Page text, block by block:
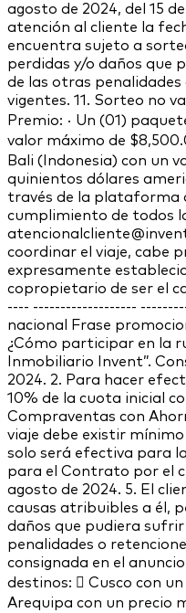
agosto de 2024, del 15
atención al cliente la
encuentra sujeto a
perdidas y/o daños que
de las otras
vigentes. 11. Sorteo no
Premio: · Un (01)
valor máximo de
Bali (Indonesia) con un
quinientos dólares
través de la plataforma
cumplimiento de todos
coordinar el viaje, cabe
expresamente
copropietario de ser el
---- -------------------
nacional Frase
¿Cómo participar en la
Inmobiliario Invent”.
2024. 2. Para hacer
10% de la cuota inicial
Compraventas con
viaje debe existir
solo será efectiva para
para el Contrato por el
agosto de 2024. 5. El
causas atribuibles a él,
daños que pudiera sufrir
penalidades o
consignada en el
destinos:  Cusco con
Arequipa con un precio